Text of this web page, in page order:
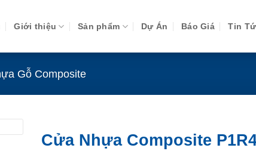
Giới thiệu Sản phẩm Dự Án Báo Giá Tin
Gỗ Composite
Cửa Nhựa Composite